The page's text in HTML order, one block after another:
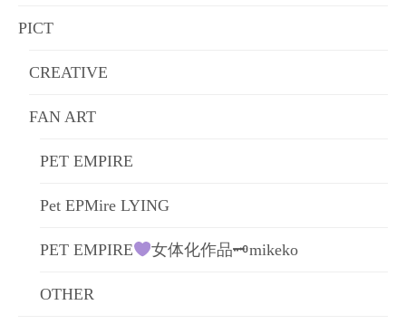
PICT
CREATIVE
FAN ART
PET EMPIRE
Pet EPMire LYING
PET EMPIRE 女体化作品🗝mikeko
OTHER